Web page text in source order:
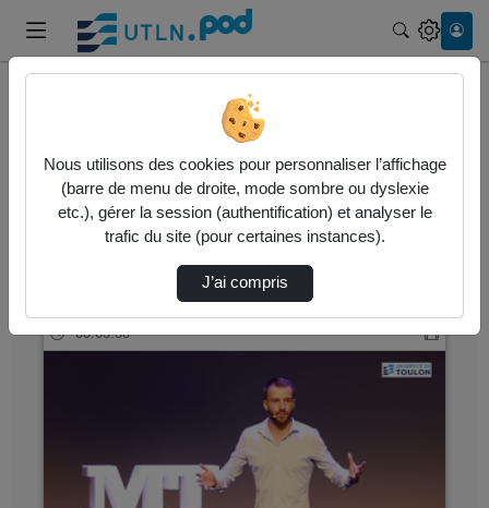
2 vidéos trouvées
Audio Vidéo Statistiques de vues
00:03:58
Nous utilisons des cookies pour personnaliser l’affichage
(barre de menu de droite, mode sombre ou dyslexie
etc.), gérer la session (authentification) et analyser le
trafic du site (pour certaines instances).
J’ai compris